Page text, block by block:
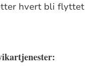
hvert bli flyttet